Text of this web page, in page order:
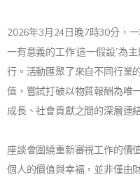
2026年3月24日晚7時30分，
一有意義的工作’這一假設”為
行。活動匯聚了來自不同行業
值，嘗試打破以物質報酬為唯
成長、社會貢獻之間的深層連
座談會圍繞重新審視工作的價
個人的價值與幸福，並非僅由